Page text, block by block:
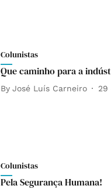
Colunistas
Que caminho para a
By José Luís Carneiro 29
Colunistas
Pela Segurança Humana!